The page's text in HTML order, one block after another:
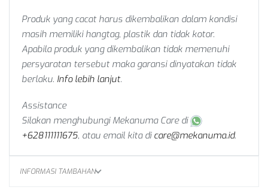
Produk yang cacat harus dikembalikan dalam kondisi
masih memiliki hangtag, plastik dan tidak kotor.
Apabila produk yang dikembalikan tidak memenuhi
persyaratan tersebut maka garansi dinyatakan tidak
berlaku. Info lebih lanjut.
Assistance
Silakan menghubungi Mekanuma Care di
+628111111675, atau email kita di care@mekanuma.id.
INFORMASI TAMBAHAN